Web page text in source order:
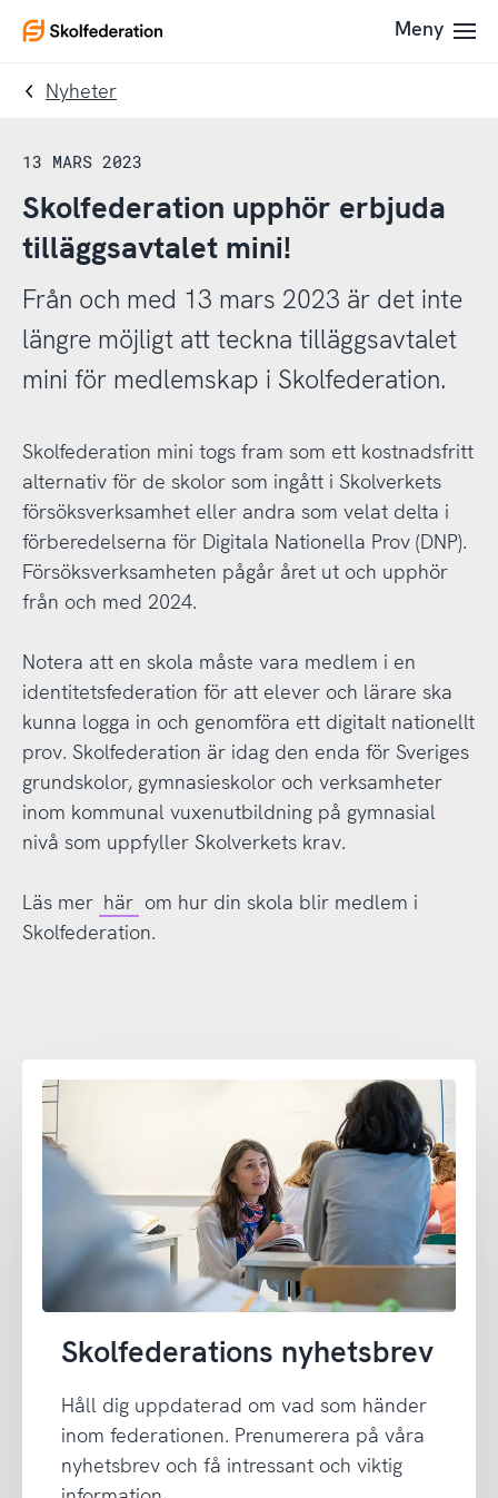
navigering
innehållet
To
Meny
Nyheter
13 MARS 2023
Skolfederation upphör erbjuda
tilläggsavtalet mini!
Från och med 13 mars 2023 är det inte
längre möjligt att teckna tilläggsavtalet
mini för medlemskap i Skolfederation.
Skolfederation mini togs fram som ett kostnadsfritt
alternativ för de skolor som ingått i Skolverkets
försöksverksamhet eller andra som velat delta i
förberedelserna för Digitala Nationella Prov (DNP).
Försöksverksamheten pågår året ut och upphör
från och med 2024.
Notera att en skola måste vara medlem i en
identitetsfederation för att elever och lärare ska
kunna logga in och genomföra ett digitalt nationellt
prov. Skolfederation är idag den enda för Sveriges
grundskolor, gymnasieskolor och verksamheter
inom kommunal vuxenutbildning på gymnasial
nivå som uppfyller Skolverkets krav.
Läs mer här om hur din skola blir medlem i
Skolfederation.
Skolfederations nyhetsbrev
Håll dig uppdaterad om vad som händer
inom federationen. Prenumerera på våra
nyhetsbrev och få intressant och viktig